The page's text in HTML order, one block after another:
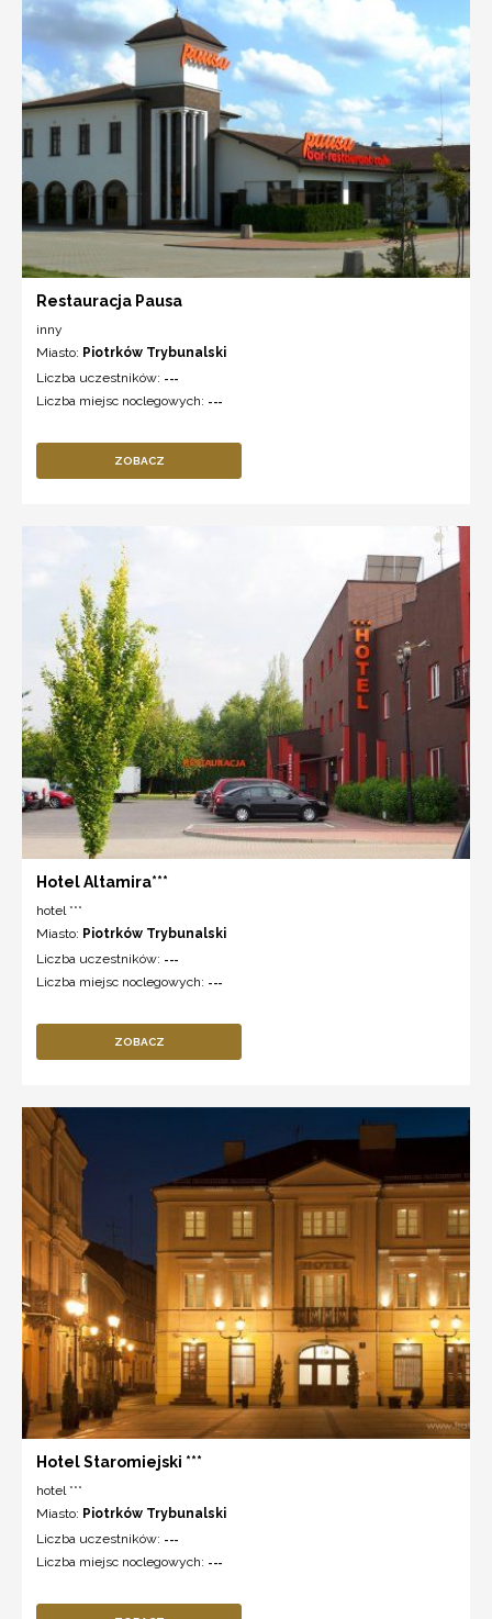
Restauracja Pausa
inny
Miasto: Piotrków Trybunalski
Liczba uczestników: ---
Liczba miejsc noclegowych: ---
ZOBACZ
Hotel Altamira***
hotel ***
Miasto: Piotrków Trybunalski
Liczba uczestników: ---
Liczba miejsc noclegowych: ---
ZOBACZ
Hotel Staromiejski ***
hotel ***
Miasto: Piotrków Trybunalski
Liczba uczestników: ---
Liczba miejsc noclegowych: ---